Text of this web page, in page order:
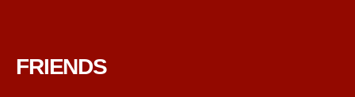
FRIENDS